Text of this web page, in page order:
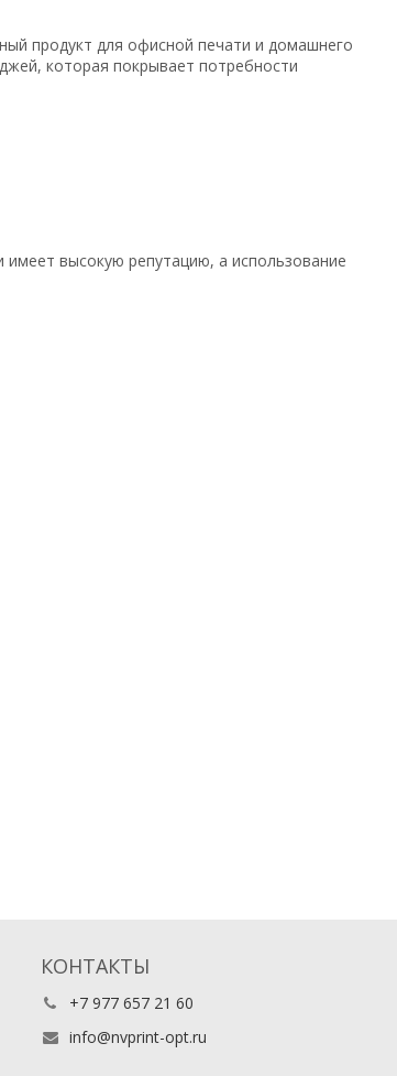
продукт для офисной печати и домашнего
которая покрывает потребности
высокую репутацию, а использование
КОНТАКТЫ
+7 977 657 21 60
info@nvprint-opt.ru